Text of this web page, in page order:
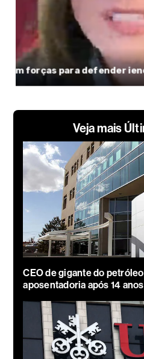
Veja mais
CEO de gigante do
aposentadoria após 14